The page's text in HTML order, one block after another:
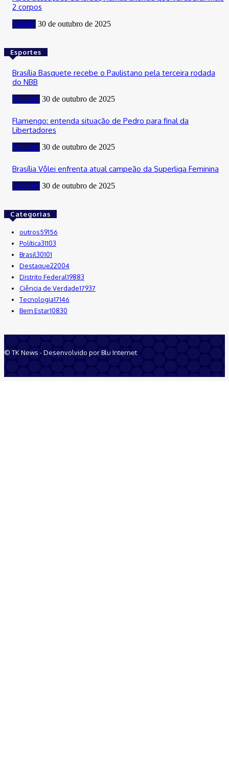
2 corpos
Mundo 30 de outubro de 2025
Esportes
Brasília Basquete recebe o Paulistano pela terceira rodada
do NBB
Esportes 30 de outubro de 2025
Flamengo: entenda situação de Pedro para final da
Libertadores
Esportes 30 de outubro de 2025
Brasília Vôlei enfrenta atual campeão da Superliga Feminina
Esportes 30 de outubro de 2025
Categorias
outros59156
Política31103
Brasil30101
Destaque22004
Distrito Federal19883
Ciência de Verdade17937
Tecnologia17146
Bem Estar10830
© TK News - Desenvolvido por Blu Internet